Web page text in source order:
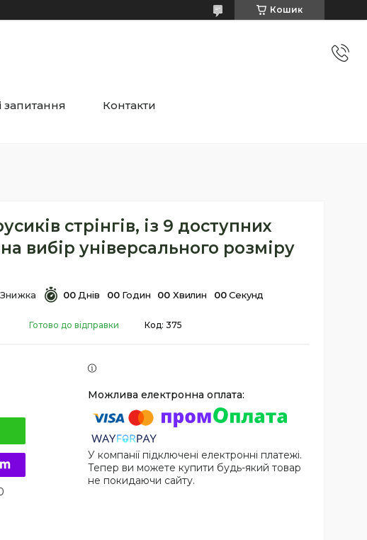
Кошик
Контакти
стрінгів, із 9 доступних
вибір універсального розміру
00 Днів 00 Годин 00 Хвилин 00 Секунд
Готово до відправки Код: 375
У компанії підключені електронні платежі.
Тепер ви можете купити будь-який товар
не покидаючи сайту.